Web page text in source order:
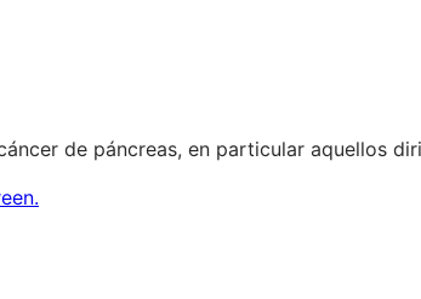
de páncreas, en particular aquellos